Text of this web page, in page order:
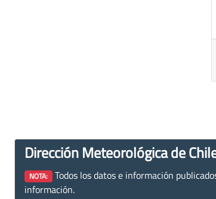
Dirección Meteorológica de
NOTA: Todos los datos e información
información.